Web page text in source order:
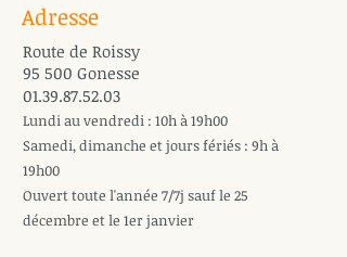
Adresse
Route de Roissy
95 500 Gonesse
01.39.87.52.03
Lundi au vendredi : 10h à 19h00
Samedi, dimanche et jours fériés : 9h à
19h00
Ouvert toute l'année 7/7j sauf le 25
décembre et le 1er janvier